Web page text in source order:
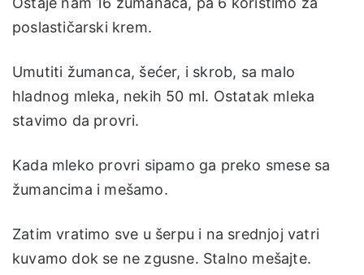
poslastičarski krem.
Umutiti žumanca, šećer, i skrob, sa malo
hladnog mleka, nekih 50 ml. Ostatak mleka
stavimo da provri.
Kada mleko provri sipamo ga preko smese sa
žumancima i mešamo.
Zatim vratimo sve u šerpu i na srednjoj vatri
kuvamo dok se ne zgusne. Stalno mešajte.